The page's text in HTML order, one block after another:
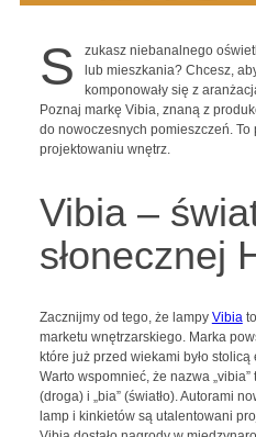
S
zukasz niebanalnego
lub mieszkania? Chcesz,
komponowały się z
Poznaj markę Vibia, znaną z
do nowoczesnych pomieszczeń.
projektowaniu wnętrz.
Vibia –
słonecznej
Zacznijmy od tego, że lampy Vibia
marketu wnętrzarskiego. Marka
które już przed wiekami było
Warto wspomnieć, że nazwa „vibia”
(droga) i „bia” (światło). Autorami
lamp i kinkietów są utalentowani